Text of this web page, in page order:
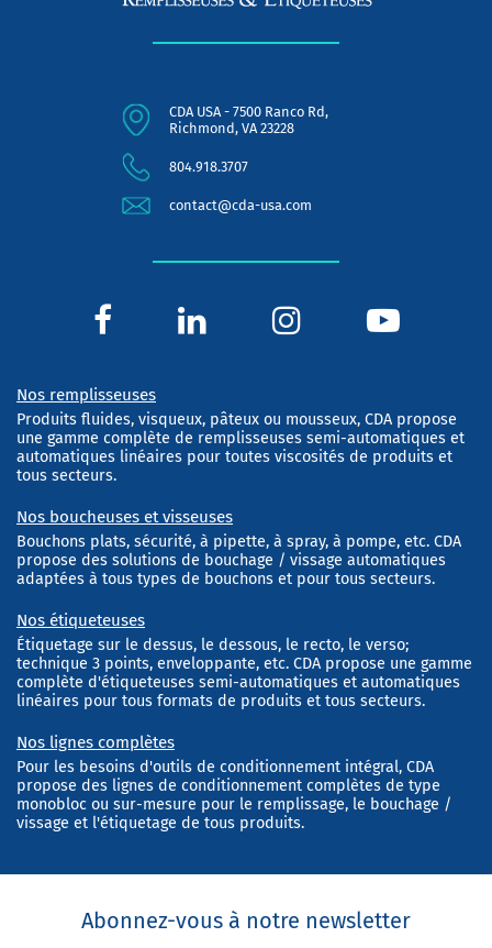
CDA USA - 7500 Ranco Rd,
Richmond, VA 23228
804.918.3707
contact@cda-usa.com
Nos remplisseuses
Produits fluides, visqueux, pâteux ou mousseux, CDA propose
une gamme complète de remplisseuses semi-automatiques et
automatiques linéaires pour toutes viscosités de produits et
tous secteurs.
Nos boucheuses et visseuses
Bouchons plats, sécurité, à pipette, à spray, à pompe, etc. CDA
propose des solutions de bouchage / vissage automatiques
adaptées à tous types de bouchons et pour tous secteurs.
Nos étiqueteuses
Étiquetage sur le dessus, le dessous, le recto, le verso;
technique 3 points, enveloppante, etc. CDA propose une gamme
complète d'étiqueteuses semi-automatiques et automatiques
linéaires pour tous formats de produits et tous secteurs.
Nos lignes complètes
Pour les besoins d'outils de conditionnement intégral, CDA
propose des lignes de conditionnement complètes de type
monobloc ou sur-mesure pour le remplissage, le bouchage /
vissage et l'étiquetage de tous produits.
Abonnez-vous à notre newsletter